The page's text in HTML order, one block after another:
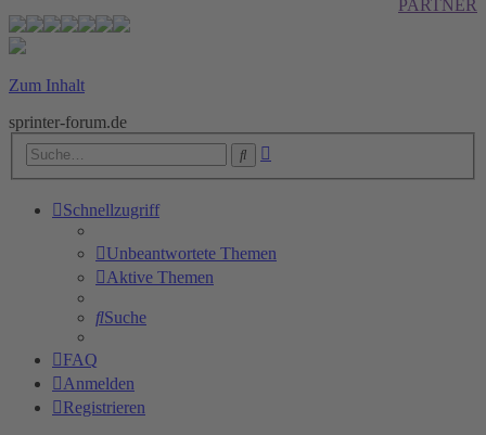
PARTNER
Zum Inhalt
sprinter-forum.de
Suche
Schnellzugriff
Unbeantwortete Themen
Aktive Themen
Suche
FAQ
Anmelden
Registrieren